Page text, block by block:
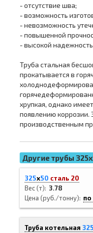
- отсутствие шва;
- возможность
- невозможность
- повышенной
- высокой
Труба стальная
прокатывается в
хрупкая, однако
появлению коррозии.
производственным
Другие трубы
325х50 сталь 20
Вес (т)
3.78
Цена (руб./тонну)
по
Труба котельная 325